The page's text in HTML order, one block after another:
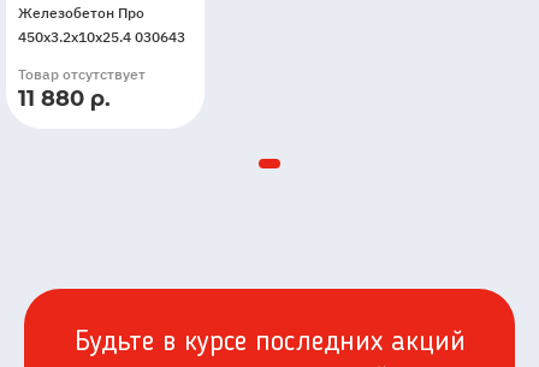
Железобетон Про
450x3.2x10x25.4 030643
Товар отсутствует
11 880 р.
Будьте в курсе последних акций